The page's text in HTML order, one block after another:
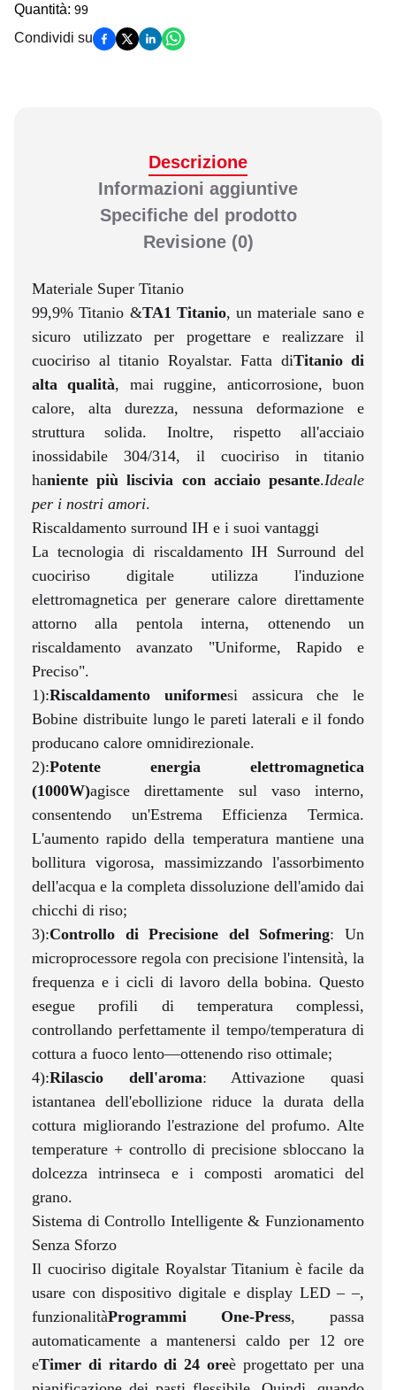
Quantità: 99
Condividi su
Descrizione
Informazioni aggiuntive
Specifiche del prodotto
Revisione(0)
Materiale Super Titanio
99,9% Titanio &TA1 Titanio, un materiale sano e
sicuro utilizzato per progettare e realizzare il
cuociriso al titanio Royalstar. Fatta diTitanio di
alta qualità, mai ruggine, anticorrosione, buon
calore, alta durezza, nessuna deformazione e
struttura solida. Inoltre, rispetto all'acciaio
inossidabile 304/314, il cuociriso in titanio
haniente più liscivia con acciaio pesante.Ideale
per i nostri amori.
Riscaldamento surround IH e i suoi vantaggi
La tecnologia di riscaldamento IH Surround del
cuociriso digitale utilizza l'induzione
elettromagnetica per generare calore direttamente
attorno alla pentola interna, ottenendo un
riscaldamento avanzato "Uniforme, Rapido e
Preciso".
1):Riscaldamento uniformesi assicura che le
Bobine distribuite lungo le pareti laterali e il fondo
producano calore omnidirezionale.
2):Potente energia elettromagnetica
(1000W)agisce direttamente sul vaso interno,
consentendo un'Estrema Efficienza Termica.
L'aumento rapido della temperatura mantiene una
bollitura vigorosa, massimizzando l'assorbimento
dell'acqua e la completa dissoluzione dell'amido dai
chicchi di riso;
3):Controllo di Precisione del Sofmering: Un
microprocessore regola con precisione l'intensità, la
frequenza e i cicli di lavoro della bobina. Questo
esegue profili di temperatura complessi,
controllando perfettamente il tempo/temperatura di
cottura a fuoco lento—ottenendo riso ottimale;
4):Rilascio dell'aroma: Attivazione quasi
istantanea dell'ebollizione riduce la durata della
cottura migliorando l'estrazione del profumo. Alte
temperature + controllo di precisione sbloccano la
dolcezza intrinseca e i composti aromatici del
grano.
Sistema di Controllo Intelligente & Funzionamento
Senza Sforzo
Il cuociriso digitale Royalstar Titanium è facile da
usare con dispositivo digitale e display LED – –,
funzionalitàProgrammi One-Press, passa
automaticamente a mantenersi caldo per 12 ore
eTimer di ritardo di 24 oreè progettato per una